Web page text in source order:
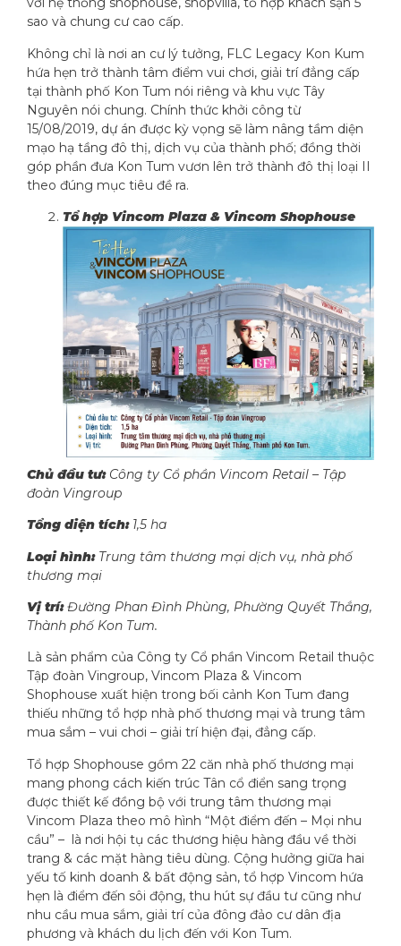
sao và chung cư cao cấp.
Không chỉ là nơi an cư lý tưởng, FLC Legacy Kon Kum
hứa hẹn trở thành tâm điểm vui chơi, giải trí đẳng cấp
tại thành phố Kon Tum nói riêng và khu vực Tây
Nguyên nói chung. Chính thức khởi công từ
15/08/2019, dự án được kỳ vọng sẽ làm nâng tầm diện
mạo hạ tầng đô thị, dịch vụ của thành phố; đồng thời
góp phần đưa Kon Tum vươn lên trở thành đô thị loại II
theo đúng mục tiêu đề ra.
Tổ hợp Vincom Plaza & Vincom Shophouse
Chủ đầu tư:Công ty Cổ phần Vincom Retail – Tập
đoàn Vingroup
Tổng diện tích:1,5 ha
Loại hình:Trung tâm thương mại dịch vụ, nhà phố
thương mại
Vị trí:Đường Phan Đình Phùng, Phường Quyết Thắng,
Thành phố Kon Tum.
Là sản phẩm của Công ty Cổ phần Vincom Retail thuộc
Tập đoàn Vingroup, Vincom Plaza & Vincom
Shophouse xuất hiện trong bối cảnh Kon Tum đang
thiếu những tổ hợp nhà phố thương mại và trung tâm
mua sắm – vui chơi – giải trí hiện đại, đẳng cấp.
Tổ hợp Shophouse gồm 22 căn nhà phố thương mại
mang phong cách kiến trúc Tân cổ điển sang trọng
được thiết kế đồng bộ với trung tâm thương mại
Vincom Plaza theo mô hình “Một điểm đến – Mọi nhu
cầu” – là nơi hội tụ các thương hiệu hàng đầu về thời
trang & các mặt hàng tiêu dùng. Cộng hưởng giữa hai
yếu tố kinh doanh & bất động sản, tổ hợp Vincom hứa
hẹn là điểm đến sôi động, thu hút sự đầu tư cũng như
nhu cầu mua sắm, giải trí của đông đảo cư dân địa
phương và khách du lịch đến với Kon Tum.